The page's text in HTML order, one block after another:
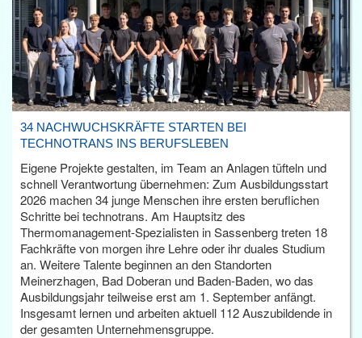
34 NACHWUCHSKRÄFTE STARTEN BEI
TECHNOTRANS INS BERUFSLEBEN
Eigene Projekte gestalten, im Team an Anlagen tüfteln und
schnell Verantwortung übernehmen: Zum Ausbildungsstart
2026 machen 34 junge Menschen ihre ersten beruflichen
Schritte bei technotrans. Am Hauptsitz des
Thermomanagement-Spezialisten in Sassenberg treten 18
Fachkräfte von morgen ihre Lehre oder ihr duales Studium
an. Weitere Talente beginnen an den Standorten
Meinerzhagen, Bad Doberan und Baden-Baden, wo das
Ausbildungsjahr teilweise erst am 1. September anfängt.
Insgesamt lernen und arbeiten aktuell 112 Auszubildende in
der gesamten Unternehmensgruppe.